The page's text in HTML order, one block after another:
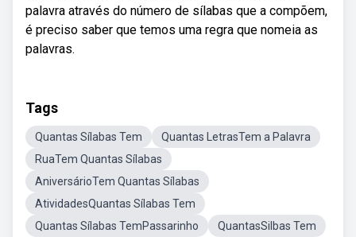
palavra através do número de sílabas que a compõem,
é preciso saber que temos uma regra que nomeia as
palavras.
Tags
Quantas Sílabas Tem
Quantas LetrasTem a Palavra
RuaTem Quantas Sílabas
AniversárioTem Quantas Sílabas
AtividadesQuantas Sílabas Tem
Quantas Sílabas TemPassarinho
QuantasSilbas Tem